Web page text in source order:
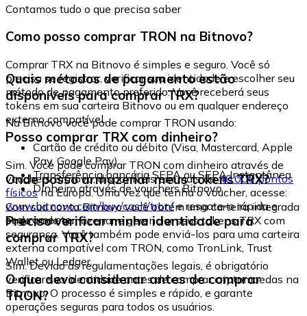
Contamos tudo o que precisa saber
Como posso comprar TRON na Bitnovo?
Comprar TRX na Bitnovo é simples e seguro. Você só
precisa se registrar, verificar sua identidade e escolher seu
método de pagamento preferido. Você receberá seus
tokens em sua carteira Bitnovo ou em qualquer endereço
externo compatível.
Quais métodos de pagamento estão
disponíveis para comprar TRX?
Na Bitnovo você pode comprar TRON usando:
Cartão de crédito ou débito (Visa, Mastercard, Apple
Pay, Google Pay)
Transferência bancária SEPA ou SEPA Instantânea
Dinheiro através de vouchers Bitnovo
Posso comprar TRX com dinheiro?
Sim. Você pode comprar TRON com dinheiro através de
vouchers Bitnovo, disponíveis em mais de40.000 pontos
físicosna Europa. Uma vez que tenha o voucher, acesse:
www.bitnovo.com/buy/cash/tron/e resgate-o rápida e
seguramente.
Onde posso armazenar meus tokens TRX?
Com sua conta Bitnovo você obtém uma carteira integrada
onde pode armazenar e gerenciar seus tokens TRX com
segurança. Você também pode enviá-los para uma carteira
externa compatível com TRON, como TronLink, Trust
Wallet ou Ledger.
Preciso verificar minha identidade para
comprar TRX?
Sim. Devido às regulamentações legais, é obrigatório
verificar sua identidade antes de comprar criptomoedas na
Bitnovo. O processo é simples e rápido, e garante
operações seguras para todos os usuários.
O que devo considerar antes de comprar
TRON?